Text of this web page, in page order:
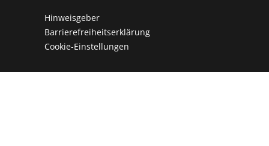
Hinweisgeber
Barrierefreiheitserklärung
Cookie-Einstellungen